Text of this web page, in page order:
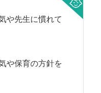
や先生に慣れて
や保育の方針を